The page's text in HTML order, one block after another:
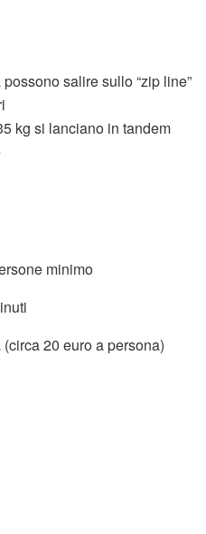
salire sullo “zip line”
kg si lanciano in tandem
minimo
20 euro a persona)